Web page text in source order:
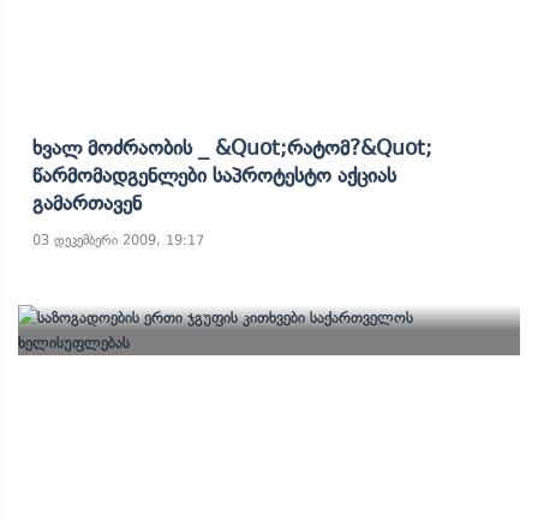
Ხვალ Მოძრაობის _ &quot;რატომ?&quot;
Წარმომადგენლები Საპროტესტო Აქციას
Გამართავენ
03 დეკემბერი 2009, 19:17